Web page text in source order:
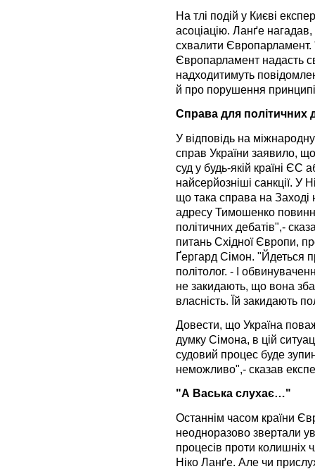
На тлі подій у Києві
асоціацію. Ланґе
схвалити
Європарламент надасть
надходитимуть
й про порушення
Справа для політичних
У відповідь на
справ України заявило,
суд у будь-якій країні ЄС
найсерйозніші санкції. У
що така справа на Заході
адресу Тимошенко
політичних дебатів",-
питань Східної Європи,
Ґергард Сімон. "Йдеться
політолог. - І
не закидають, що вона
власність. Їй закидають
Довести, що Україна
думку Сімона, в цій
судовий процес буде
неможливо",- сказав
"А Васька слухає…"
Останнім часом країни
неодноразово звертали
процесів проти колишніх
Ніко Ланґе. Але чи